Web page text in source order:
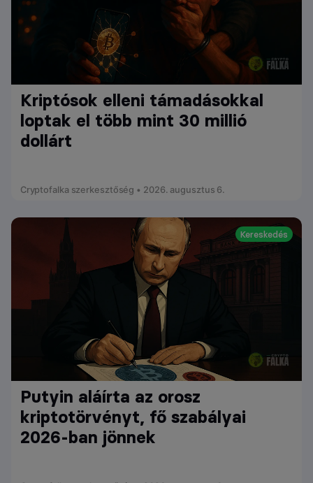
Kriptósok elleni támadásokkal
loptak el több mint 30 millió
dollárt
Cryptofalka szerkesztőség • 2026. augusztus 6.
Kereskedés
Putyin aláírta az orosz
kriptotörvényt, fő szabályai
2026-ban jönnek